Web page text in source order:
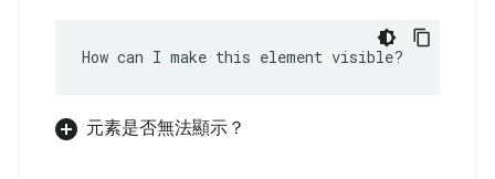
How can I make this element visible?
元素是否無法顯示？